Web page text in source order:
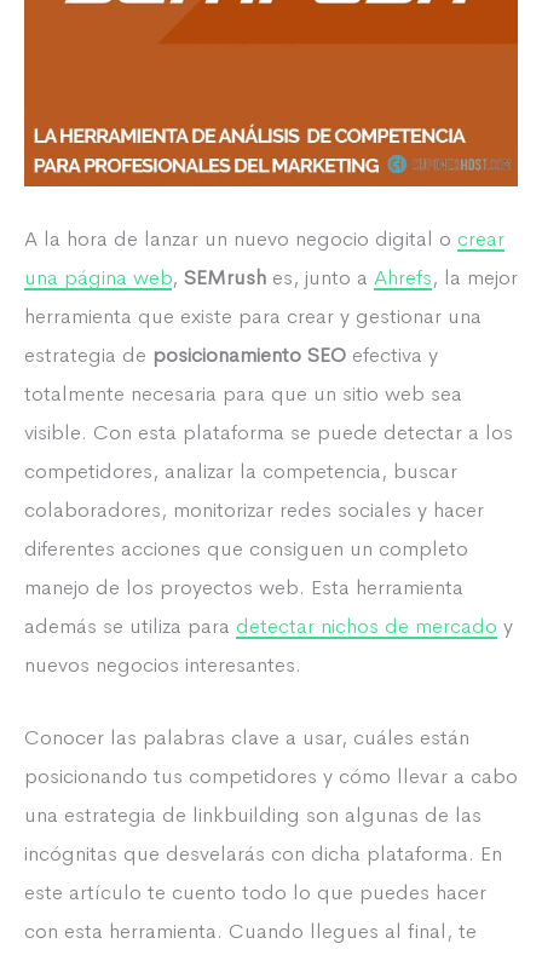
A la hora de lanzar un nuevo negocio digital o crear
una página web, SEMrush es, junto a Ahrefs, la mejor
herramienta que existe para crear y gestionar una
estrategia de posicionamiento SEO efectiva y
totalmente necesaria para que un sitio web sea
visible. Con esta plataforma se puede detectar a los
competidores, analizar la competencia, buscar
colaboradores, monitorizar redes sociales y hacer
diferentes acciones que consiguen un completo
manejo de los proyectos web. Esta herramienta
además se utiliza para detectar nichos de mercado y
nuevos negocios interesantes.
Conocer las palabras clave a usar, cuáles están
posicionando tus competidores y cómo llevar a cabo
una estrategia de linkbuilding son algunas de las
incógnitas que desvelarás con dicha plataforma. En
este artículo te cuento todo lo que puedes hacer
con esta herramienta. Cuando llegues al final, te